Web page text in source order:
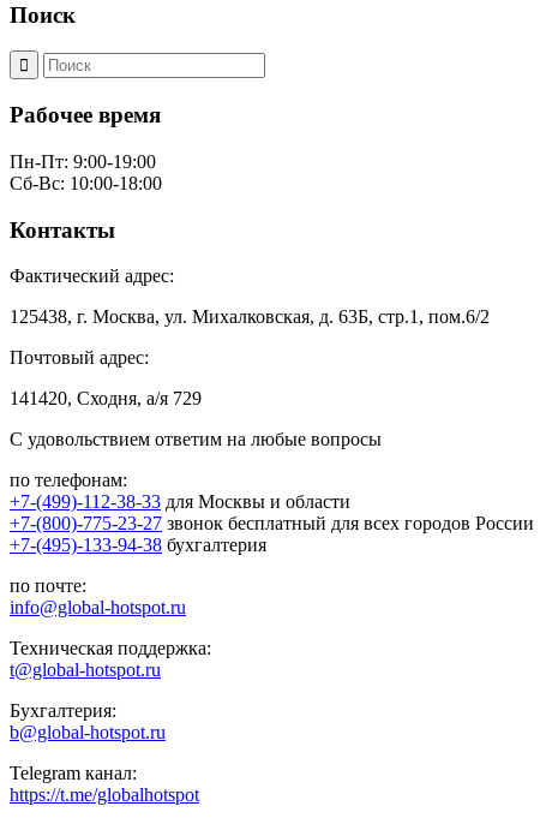
Поиск
Рабочее время
Пн-Пт: 9:00-19:00
Сб-Вс: 10:00-18:00
Контакты
Фактический адрес:
125438, г. Москва, ул. Михалковская, д. 63Б, стр.1, пом.6/2
Почтовый адрес:
141420, Сходня, а/я 729
С удовольствием ответим на любые вопросы
по телефонам:
+7-(499)-112-38-33 для Москвы и области
+7-(800)-775-23-27 звонок бесплатный для всех городов России
+7-(495)-133-94-38 бухгалтерия
по почте:
info@global-hotspot.ru
Техническая поддержка:
t@global-hotspot.ru
Бухгалтерия:
b@global-hotspot.ru
Telegram канал:
https://t.me/globalhotspot